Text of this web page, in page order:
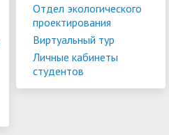
Отдел экологического
проектирования
Виртуальный тур
Личные кабинеты
студентов